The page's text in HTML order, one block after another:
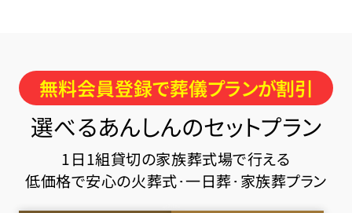
無料会員登録で葬儀プランが割引
選べるあんしんのセットプラン
1日1組貸切の家族葬式場で行える
低価格で安心の火葬式･一日葬･家族葬プラン